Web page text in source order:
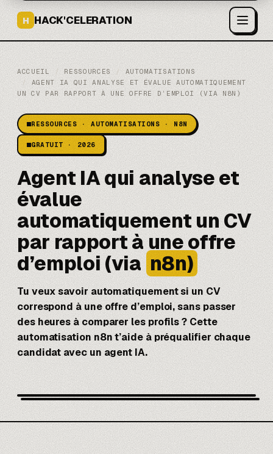
H HACK'CELERATION
ACCUEIL / RESSOURCES /
AUTOMATISATIONS
/
AGENT IA QUI ANALYSE ET ÉVALUE AUTOMATIQUEMENT
UN CV PAR RAPPORT À UNE OFFRE D’EMPLOI (VIA N8N)
RESSOURCES · AUTOMATISATIONS · N8N
GRATUIT · 2026
Agent IA qui analyse et
évalue
automatiquement un CV
par rapport à une offre
d’emploi (via n8n)
Tu veux savoir automatiquement si un CV
correspond à une offre d’emploi, sans passer
des heures à comparer les profils ? Cette
automatisationn8nt’aide à préqualifier chaque
candidat avec un agent IA.